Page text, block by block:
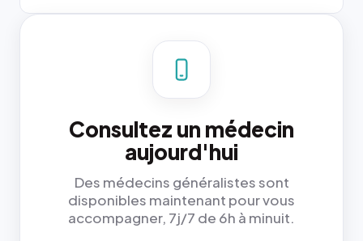
Consultez un médecin
aujourd'hui
Des médecins généralistes sont
disponibles maintenant pour vous
accompagner, 7j/7 de 6h à minuit.